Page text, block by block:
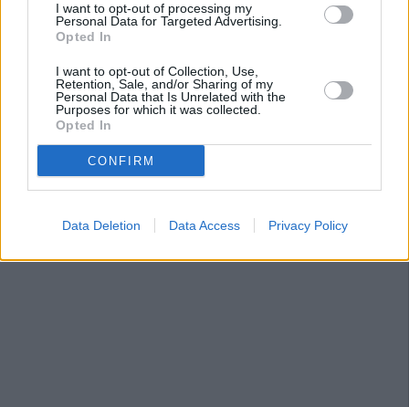
I want to opt-out of processing my
Personal Data for Targeted Advertising.
Opted In
I want to opt-out of Collection, Use,
Retention, Sale, and/or Sharing of my
Personal Data that Is Unrelated with the
Purposes for which it was collected.
Opted In
CONFIRM
Data Deletion Data Access Privacy Policy